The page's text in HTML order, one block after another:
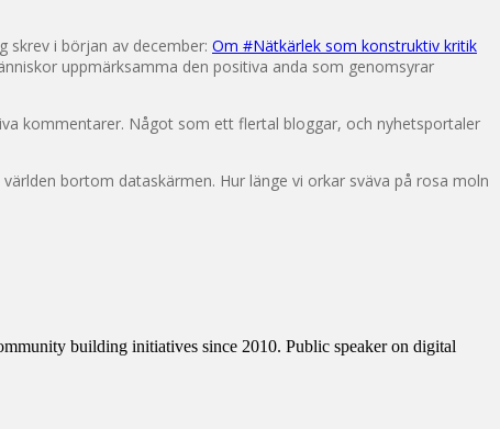
skrev i början av december: Om #Nätkärlek som konstruktiv kritik
uppmärksamma den positiva anda som genomsyrar
kommentarer. Något som ett flertal bloggar, och nyhetsportaler
bortom dataskärmen. Hur länge vi orkar sväva på rosa moln
building initiatives since 2010. Public speaker on digital